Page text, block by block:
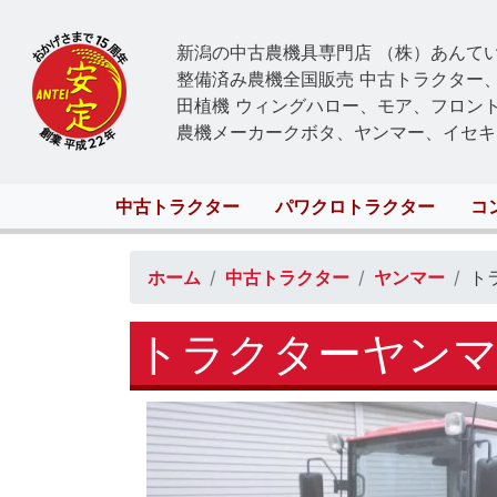
新潟の中古農機具専門店 （株）あんて
整備済み農機全国販売 中古トラクター
田植機 ウィングハロー、モア、フロン
農機メーカークボタ、ヤンマー、イセ
Main
navigation
中古トラクター パワクロトラクター コ
ホーム 中古トラクター ヤンマー
トラクターヤン